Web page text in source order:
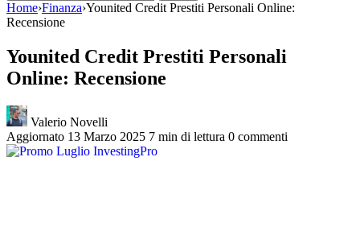
Home›Finanza›Younited Credit Prestiti Personali Online:
Recensione
Younited Credit Prestiti Personali
Online: Recensione
Valerio Novelli
Aggiornato 13 Marzo 2025 7 min di lettura 0 commenti